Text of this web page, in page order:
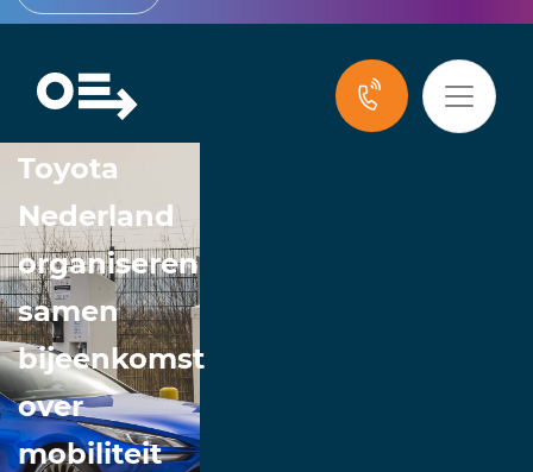
Ondernemend
Emmen en
Toyota
Nederland
organiseren
samen
bijeenkomst
over
mobiliteit